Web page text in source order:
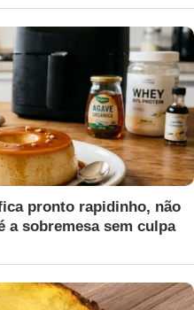
pronto rapidinho, não
a sobremesa sem culpa